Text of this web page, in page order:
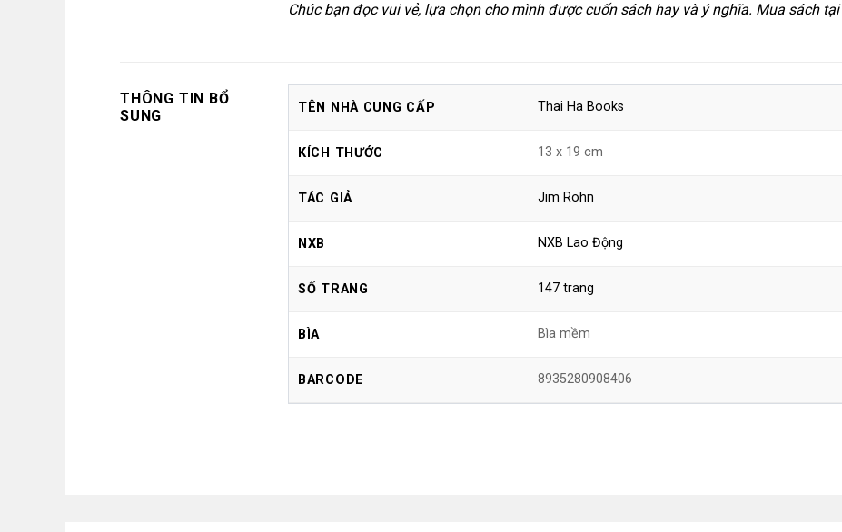
Chúc bạn đọc vui vẻ, lựa chọn cho mình được cuốn sách hay và ý nghĩa. Mua sách tại
THÔNG TIN BỔ
SUNG
TÊN NHÀ CUNG CẤP Thai Ha Books
KÍCH THƯỚC 13 x 19 cm
TÁC GIẢ Jim Rohn
NXB NXB Lao Động
SỐ TRANG 147 trang
BÌA Bìa mềm
BARCODE 8935280908406